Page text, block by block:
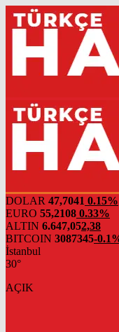
DOLAR 47,7041 0.15%
EURO 55,2108 0.33%
ALTIN 6.647,052,38
BITCOIN 3087345-
İstanbul
30°
AÇIK